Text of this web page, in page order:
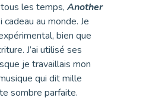
les temps, Another
au monde. Je
bien que
J’ai utilisé ses
je travaillais mon
qui dit mille
sombre parfaite.